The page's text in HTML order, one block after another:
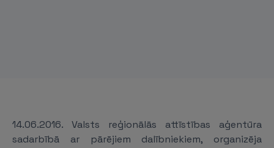
14.06.2016. Valsts reģionālās attīstības aģentūra
sadarbībā ar pārējiem dalībniekiem, organizēja